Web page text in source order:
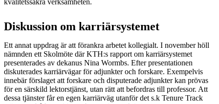
Diskussion om karriärsystemet
Ett annat uppdrag är att förankra arbetet kollegialt. I november höll
nämnden ett Skolmöte där KTH:s rapport om karriärsystemet
presenterades av dekanus Nina Wormbs. Efter presentationen
diskuterades karriärvägar för adjunkter och forskare. Exempelvis
innebär förslaget att forskare och disputerade adjunkter kan prövas
för en särskild lektorstjänst, utan rätt att befordras till professor. Att
dessa tjänster får en egen karriärväg utanför det s.k Tenure Track